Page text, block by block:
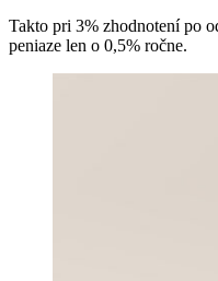
Takto pri 3% zhodnotení po
peniaze len o 0,5% ročne.